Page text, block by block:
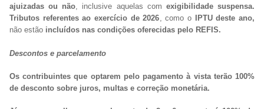
ajuizadas ou não, inclusive aquelas com exigibilidade suspensa.
Tributos referentes ao exercício de 2026, como oIPTU deste ano,
não estão incluídos nas condições oferecidas pelo REFIS.
Descontos e parcelamento
Os contribuintes que optarem pelo pagamento à vista terão 100%
de desconto sobre juros, multas e correção monetária.